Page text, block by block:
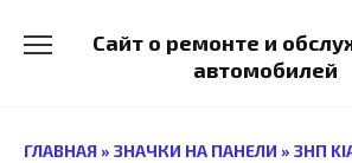
содержанию
Сайт о ремонте и
автомобилей
ГЛАВНАЯ » ЗНАЧКИ НА ПАНЕЛИ » ЗНП